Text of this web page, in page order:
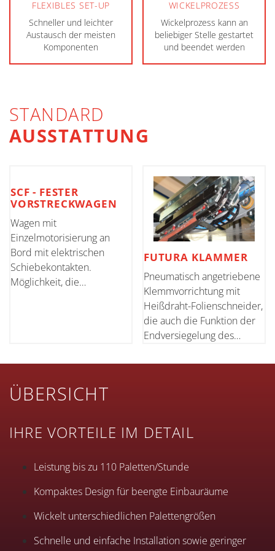
FLEXIBLES SET-UP
Schneller und leichter
Austausch der meisten
Komponenten
WICKELPROZESS
Wickelprozess kann an
beliebiger Stelle gestartet
und beendet werden
STANDARD
AUSSTATTUNG
SCF - FESTER
VORSTRECKWAGEN
Wagen mit
Einzelmotorisierung an
Bord mit elektrischen
Schiebekontakten.
Möglichkeit, die
FUTURA KLAMMER
Pneumatisch angetriebene
Klemmvorrichtung mit
Heißdraht-Folienschneider,
die auch die Funktion der
Endversiegelung des
Gegenseite beinhaltet.
ÜBERSICHT
IHRE VORTEILE IM DETAIL
Leistung bis zu 110 Paletten/Stunde
Kompaktes Design für beengte Einbauräume
Wickelt unterschiedlichen Palettengrößen
Schnelle und einfache Installation sowie geringer